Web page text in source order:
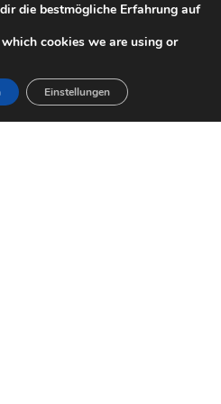
de Privacidad
Km.1183
die bestmögliche Erfahrung auf
cookies we are using or
Einstellungen